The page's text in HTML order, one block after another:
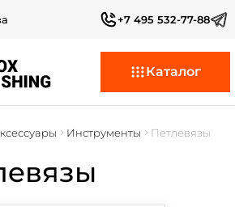
+7 495 532-77-88
Каталог
Инструменты Петлевязы